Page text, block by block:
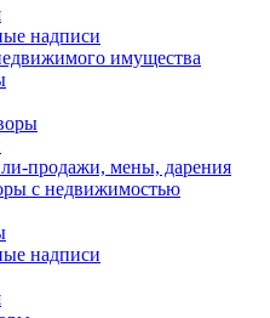
надписи
имущества
продажи, мены, дарения
с недвижимостью
надписи